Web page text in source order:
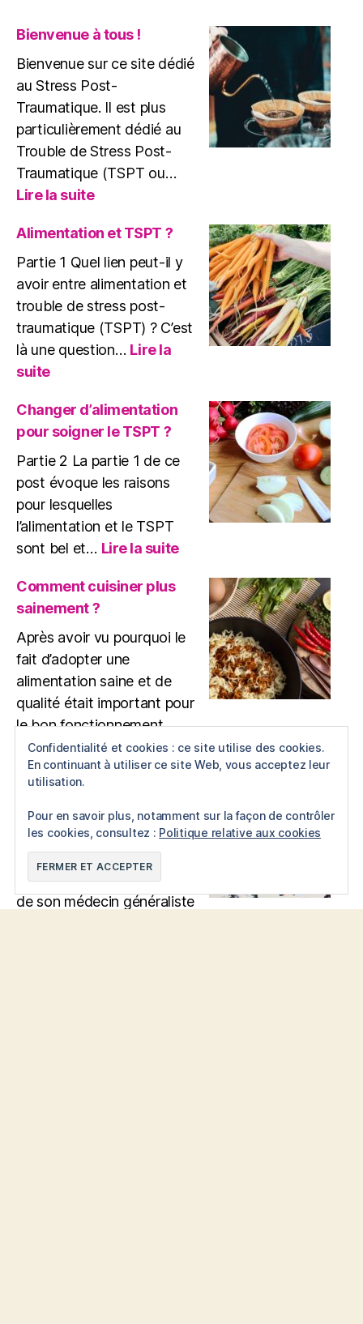
Bienvenue à tous !
Bienvenue sur ce site dédié
au Stress Post-
Traumatique. Il est plus
particulièrement dédié au
Trouble de Stress Post-
Traumatique (TSPT ou…
Lire la suite:
à
!
Alimentation et TSPT ?
Partie 1 Quel lien peut-il y
avoir entre alimentation et
trouble de stress post-
traumatique (TSPT) ? C’est
là une question… Lire la
suite:
et
TSPT
?
Changer d’alimentation
pour soigner le TSPT ?
Partie 2 La partie 1 de ce
post évoque les raisons
pour lesquelles
l’alimentation et le TSPT
sont bel et… Lire la suite:
d’alimentation
pour
soigner
le
TSPT
Comment cuisiner plus
sainement ?
Après avoir vu pourquoi le
fait d’adopter une
alimentation saine et de
qualité était important pour
le bon fonctionnement
de…Lire la suite :
Comment
sainement
?
L’apport d’un bon
Quand la souffrance
psychique est là, que faire
? Chercher conseil auprès
de son médecin généraliste
Confidentialité et cookies : ce site utilise des cookies.
En continuant à utiliser ce site Web, vous acceptez leur
utilisation.
Pour en savoir plus, notamment sur la façon de contrôler
les cookies, consultez : Politique relative aux cookies